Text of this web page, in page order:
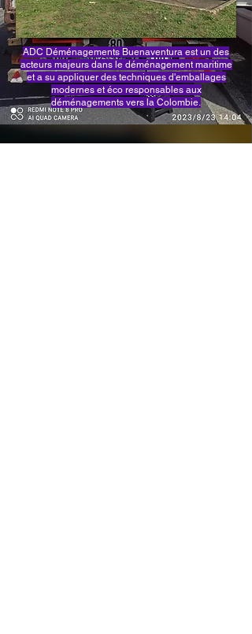
ADC Déménagements Buenaventura est un des
acteurs majeurs dans le déménagement maritime
et a su appliquer des techniques d'emballages
modernes et éco responsables aux
déménagements vers la Colombie.
Tell us about your project